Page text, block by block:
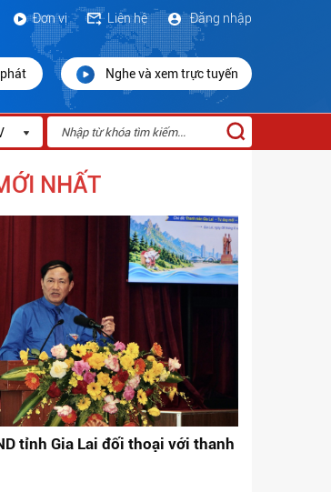
Đăng nhập
Liên hệ
Đơn vị
Nghe và xem trực tuyến
NHẤT
tỉnh Gia Lai đối thoại với thanh